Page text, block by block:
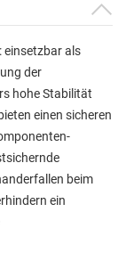
einsetzbar als
der
hohe Stabilität
einen sicheren
beim
ein